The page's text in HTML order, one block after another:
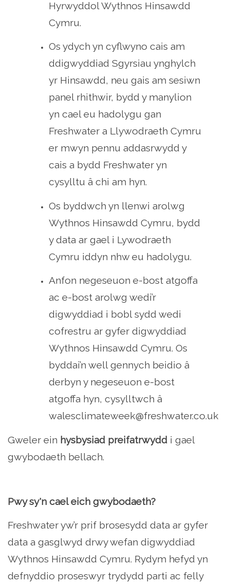
Hyrwyddol Wythnos Hinsawdd
Cymru​.​
Os ydych yn cyflwyno cais am
ddigwyddiad Sgyrsiau ynghylch
yr Hinsawdd, neu gais am sesiwn
panel rhithwir, bydd y manylion
yn cael eu hadolygu gan
Freshwater a Llywodraeth Cymru
er mwyn pennu addasrwydd y
cais a bydd Freshwater yn
cysylltu â chi am hyn.
Os byddwch yn llenwi arolwg
Wythnos Hinsawdd Cymru, bydd
y data ar gael i Lywodraeth
Cymru iddyn nhw eu hadolygu.
Anfon negeseuon e-bost atgoffa
ac e-bost arolwg wedi’r
digwyddiad i bobl sydd wedi
cofrestru ar gyfer digwyddiad
Wythnos Hinsawdd Cymru. Os
byddai’n well gennych beidio â
derbyn y negeseuon e-bost
atgoffa hyn, cysylltwch â
walesclimateweek@freshwater.co.uk
Gweler ein hysbysiad preifatrwydd i gael
gwybodaeth bellach.
Pwy sy'n cael eich gwybodaeth?
Freshwater yw’r prif brosesydd data ar gyfer
data a gasglwyd drwy wefan digwyddiad
Wythnos Hinsawdd Cymru. Rydym hefyd yn
defnyddio proseswyr trydydd parti ac felly